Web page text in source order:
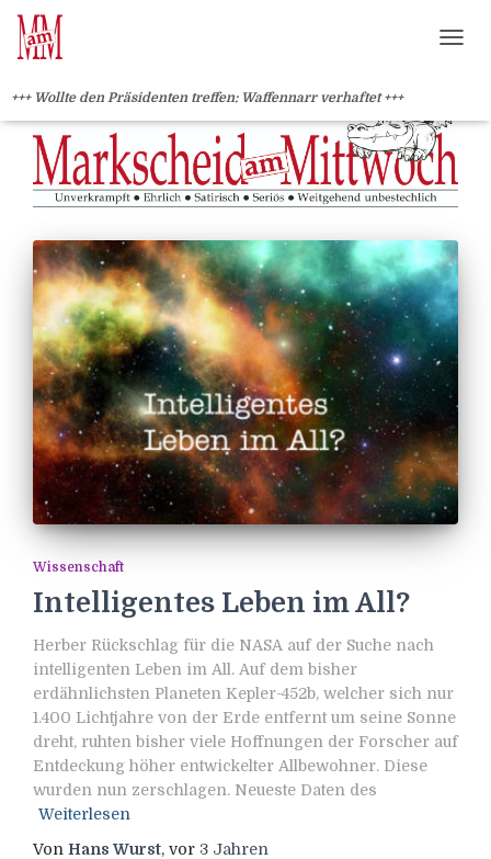
+++ Wollte den Präsidenten treffen: Waffennarr verhaftet +++
Wissenschaft
Intelligentes Leben im All?
Herber Rückschlag für die NASA auf der Suche nach
intelligenten Leben im All. Auf dem bisher
erdähnlichsten Planeten Kepler-452b, welcher sich nur
1.400 Lichtjahre von der Erde entfernt um seine Sonne
dreht, ruhten bisher viele Hoffnungen der Forscher auf
Entdeckung höher entwickelter Allbewohner. Diese
wurden nun zerschlagen. Neueste Daten des
Weiterlesen
Von Hans Wurst, vor 3 Jahren